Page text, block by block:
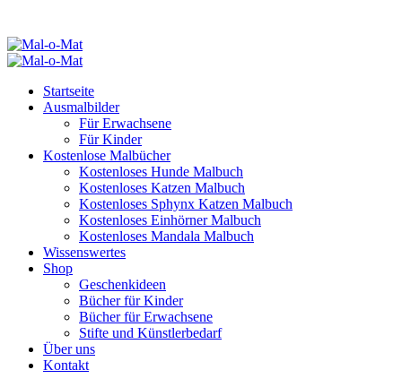
Startseite
Ausmalbilder
Für Erwachsene
Für Kinder
Kostenlose Malbücher
Kostenloses Hunde Malbuch
Kostenloses Katzen Malbuch
Kostenloses Sphynx Katzen Malbuch
Kostenloses Einhörner Malbuch
Kostenloses Mandala Malbuch
Wissenswertes
Shop
Geschenkideen
Bücher für Kinder
Bücher für Erwachsene
Stifte und Künstlerbedarf
Über uns
Kontakt